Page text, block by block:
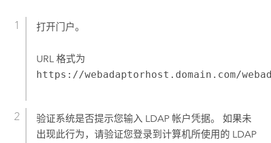
打开门户。
URL 格式为
https://webadaptorhost.domain.com/
验证系统是否提示您输入 LDAP 帐户凭据。 如果未
出现此行为，请验证您登录到计算机所使用的 LDAP